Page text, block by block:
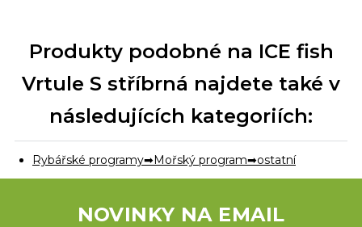
Produkty podobné na ICE fish
Vrtule S stříbrná najdete také v
následujících kategoriích:
Rybářské programy Mořský program ostatní
NOVINKY NA EMAIL